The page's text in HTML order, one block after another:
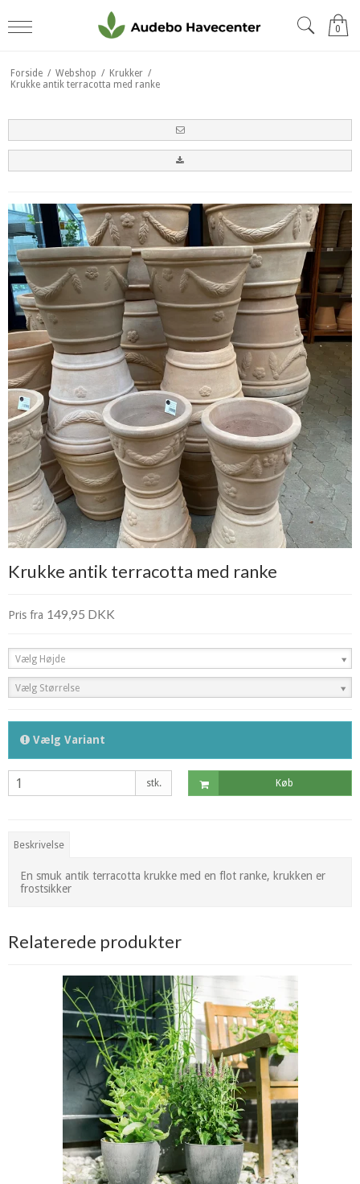
0
Forside / Webshop / Krukker /
Krukke antik terracotta med ranke
Krukke antik terracotta med ranke
Pris fra 149,95 DKK
Vælg Højde
Vælg Størrelse
Vælg Variant
stk. Køb
Beskrivelse
En smuk antik terracotta krukke med en flot ranke, krukken er
frostsikker
Relaterede produkter